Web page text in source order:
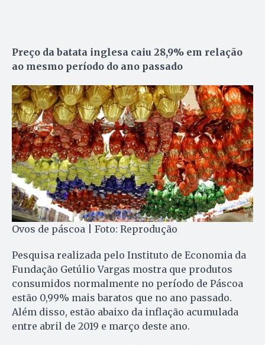
Preço da batata inglesa caiu 28,9% em relação
ao mesmo período do ano passado
Ovos de páscoa | Foto: Reprodução
Pesquisa realizada pelo Instituto de Economia da
Fundação Getúlio Vargas mostra que produtos
consumidos normalmente no período de Páscoa
estão 0,99% mais baratos que no ano passado.
Além disso, estão abaixo da inflação acumulada
entre abril de 2019 e março deste ano.